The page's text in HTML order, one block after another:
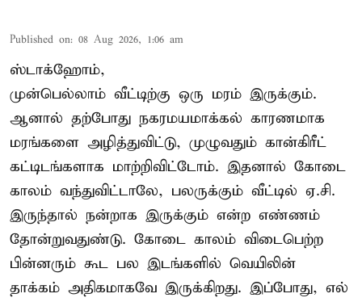
Published on: 08 Aug 2026, 1:06 am
ஸ்டாக்ஹோம்,
முன்பெல்லாம் வீட்டிற்கு ஒரு மரம் இருக்கும்.
ஆனால் தற்போது நகரமயமாக்கல் காரணமாக
மரங்களை அழித்துவிட்டு, முழுவதும் கான்கிரீட்
கட்டிடங்களாக மாற்றிவிட்டோம். இதனால் கோடை
காலம் வந்துவிட்டாலே, பலருக்கும் வீட்டில் ஏ.சி.
இருந்தால் நன்றாக இருக்கும் என்ற எண்ணம்
தோன்றுவதுண்டு. கோடை காலம் விடைபெற்ற
பின்னரும் கூட பல இடங்களில் வெயிலின்
தாக்கம் அதிகமாகவே இருக்கிறது. இப்போது, எல்